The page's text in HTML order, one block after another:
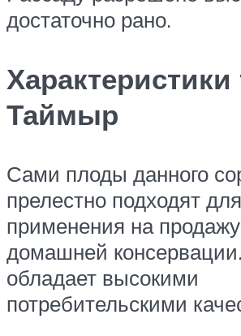
достаточно рано.
Таймыр
Сами плоды данного
прелестно подходят
применения на
домашней
обладает высокими
потребительскими